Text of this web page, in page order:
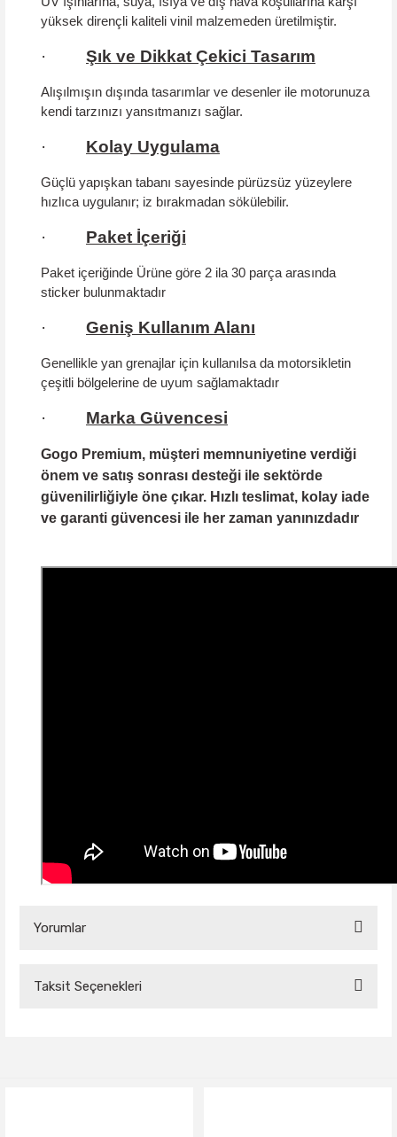
yüksek dirençli kaliteli vinil malzemeden üretilmiştir.
· Şık ve Dikkat Çekici Tasarım
Alışılmışın dışında tasarımlar ve desenler ile motorunuza
kendi tarzınızı yansıtmanızı sağlar.
· Kolay Uygulama
Güçlü yapışkan tabanı sayesinde pürüzsüz yüzeylere
hızlıca uygulanır; iz bırakmadan sökülebilir.
· Paket İçeriği
Paket içeriğinde Ürüne göre 2 ila 30 parça arasında
sticker bulunmaktadır
· Geniş Kullanım Alanı
Genellikle yan grenajlar için kullanılsa da motorsikletin
çeşitli bölgelerine de uyum sağlamaktadır
· Marka Güvencesi
Gogo Premium, müşteri memnuniyetine verdiği
önem ve satış sonrası desteği ile sektörde
güvenilirliğiyle öne çıkar. Hızlı teslimat, kolay iade
ve garanti güvencesi ile her zaman yanınızdadır
Yorumlar
Taksit Seçenekleri